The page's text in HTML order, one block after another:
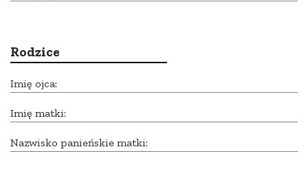
Rodzice
Imię ojca:
Imię matki:
Nazwisko panieńskie matki: